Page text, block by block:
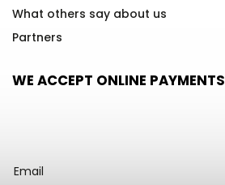
What others say about us
Partners
WE ACCEPT ONLINE PAYMENTS
Email